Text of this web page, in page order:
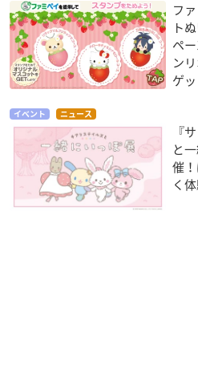
フ
ト
ペ
ン
ゲ
イベント ニュース
『
と
催
く